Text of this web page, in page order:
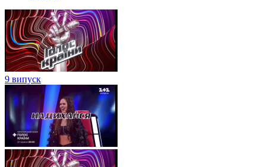
9 випуск